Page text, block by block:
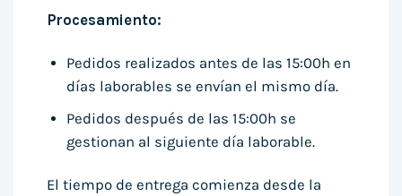
Procesamiento:
Pedidos realizados antes de las 15:00h en
días laborables se envían el mismo día.
Pedidos después de las 15:00h se
gestionan al siguiente día laborable.
El tiempo de entrega comienza desde la